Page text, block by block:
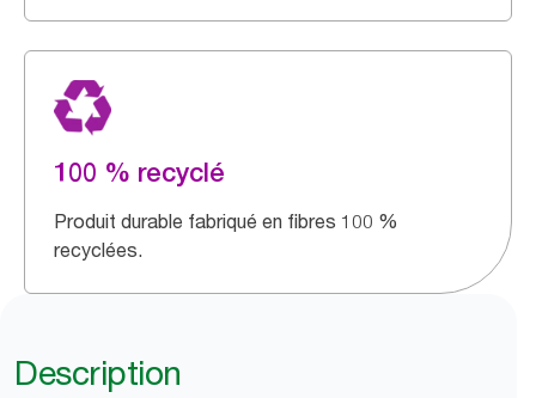
100 % recyclé
Produit durable fabriqué en fibres 100 %
recyclées.
Description